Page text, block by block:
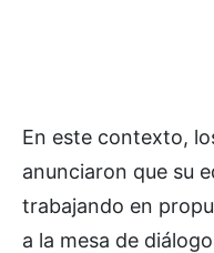
En este contexto,
anunciaron que su
trabajando en
a la mesa de